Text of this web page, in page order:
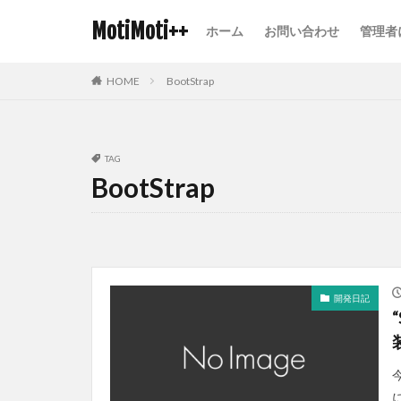
MotiMoti++ ホーム お問い合わせ 管理者
HOME BootStrap
TAG
BootStrap
開発日記